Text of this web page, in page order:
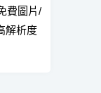
費圖片/
解析度